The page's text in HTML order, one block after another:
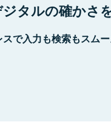
タルの確かさを
で入力も検索もスムー